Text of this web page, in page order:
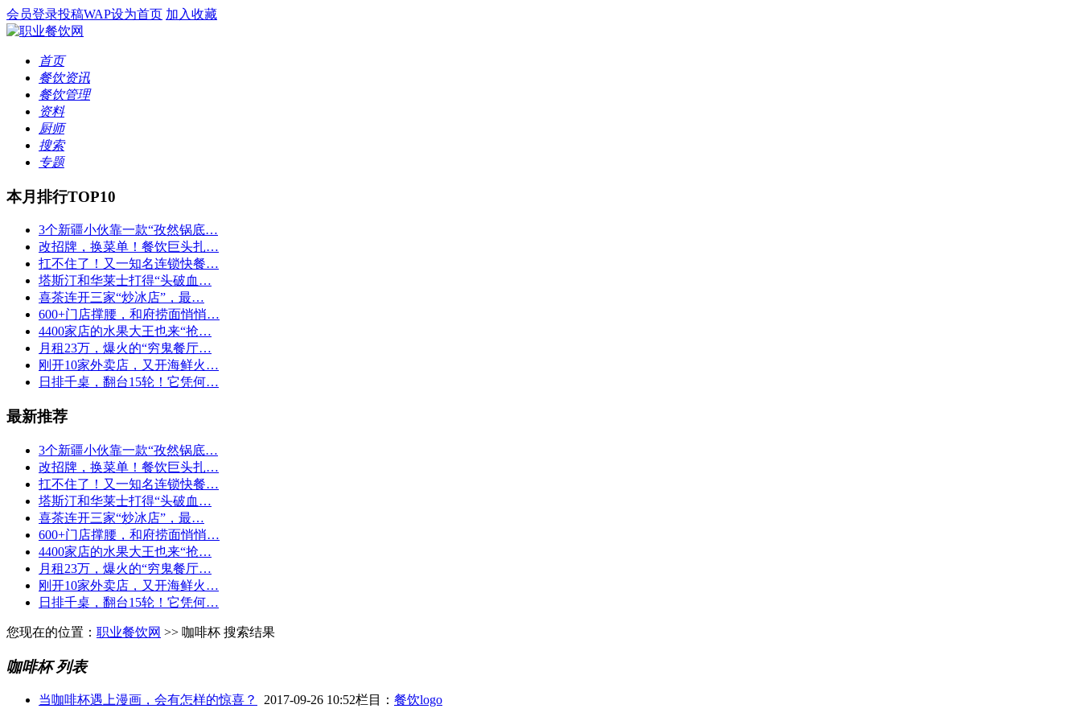
会员登录投稿WAP设为首页 加入收藏
首页
餐饮资讯
餐饮管理
资料
厨师
搜索
专题
本月排行TOP10
3个新疆小伙靠一款“孜然锅底…
改招牌，换菜单！餐饮巨头扎…
扛不住了！又一知名连锁快餐…
塔斯汀和华莱士打得“头破血…
喜茶连开三家“炒冰店”，最…
600+门店撑腰，和府捞面悄悄…
4400家店的水果大王也来“抢…
月租23万，爆火的“穷鬼餐厅…
刚开10家外卖店，又开海鲜火…
日排千桌，翻台15轮！它凭何…
最新推荐
3个新疆小伙靠一款“孜然锅底…
改招牌，换菜单！餐饮巨头扎…
扛不住了！又一知名连锁快餐…
塔斯汀和华莱士打得“头破血…
喜茶连开三家“炒冰店”，最…
600+门店撑腰，和府捞面悄悄…
4400家店的水果大王也来“抢…
月租23万，爆火的“穷鬼餐厅…
刚开10家外卖店，又开海鲜火…
日排千桌，翻台15轮！它凭何…
您现在的位置： 职业餐饮网 >> 咖啡杯 搜索结果
咖啡杯 列表
当咖啡杯遇上漫画，会有怎样的惊喜？ 2017-09-26 10:52栏目： 餐饮logo